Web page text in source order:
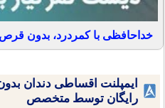
خداحافظی با کمردرد، بدون
ایمپلنت اقساطی دندان
رایگان توسط متخصص